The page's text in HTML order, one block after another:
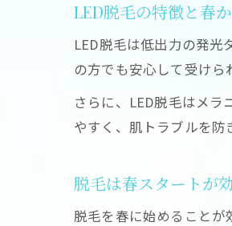
LED脱毛の特徴と春
LED脱毛は低出力の発
の方でも安心して受けら
さらに、LED脱毛はメ
やすく、肌トラブルを防
脱毛は春スタートが
脱毛を春に始めること